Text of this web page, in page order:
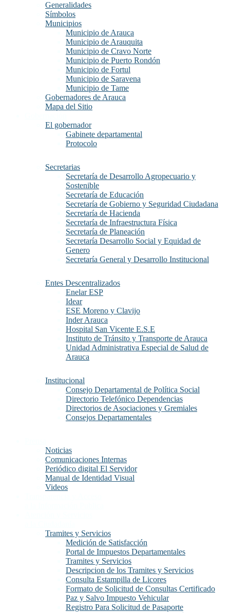
Generalidades
Símbolos
Municipios
Municipio de Arauca
Municipio de Arauquita
Municipio de Cravo Norte
Municipio de Puerto Rondón
Municipio de Fortul
Municipio de Saravena
Municipio de Tame
Gobernadores de Arauca
Mapa del Sitio
El gobernador
Gabinete departamental
Protocolo
Secretarias
Secretaría de Desarrollo Agropecuario y
Sostenible
Secretaría de Educación
Secretaría de Gobierno y Seguridad Ciudadana
Secretaría de Hacienda
Secretaría de Infraestructura Física
Secretaría de Planeación
Secretaría Desarrollo Social y Equidad de
Genero
Secretaría General y Desarrollo Institucional
Entes Descentralizados
Enelar ESP
Idear
ESE Moreno y Clavijo
Inder Arauca
Hospital San Vicente E.S.E
Instituto de Tránsito y Transporte de Arauca
Unidad Administrativa Especial de Salud de
Arauca
Institucional
Consejo Departamental de Política Social
Directorio Telefónico Dependencias
Directorios de Asociaciones y Gremiales
Consejos Departamentales
Noticias
Comunicaciones Internas
Periódico digital El Servidor
Manual de Identidad Visual
Videos
Tramites y Servicios
Medición de Satisfacción
Portal de Impuestos Departamentales
Tramites y Servicios
Descripcion de los Tramites y Servicios
Consulta Estampilla de Licores
Formato de Solicitud de Consultas Certificado
Paz y Salvo Impuesto Vehicular
Registro Para Solicitud de Pasaporte